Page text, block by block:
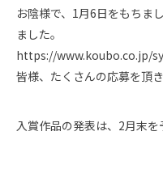
お陰様で、1月6日をもちま
ました。
https://www.koubo.co.jp/
皆様、たくさんの応募を頂
入賞作品の発表は、2月末を